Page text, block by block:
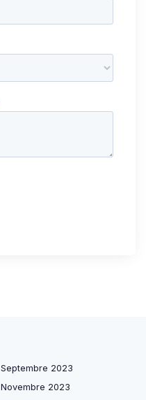
Septembre 2023
Novembre 2023